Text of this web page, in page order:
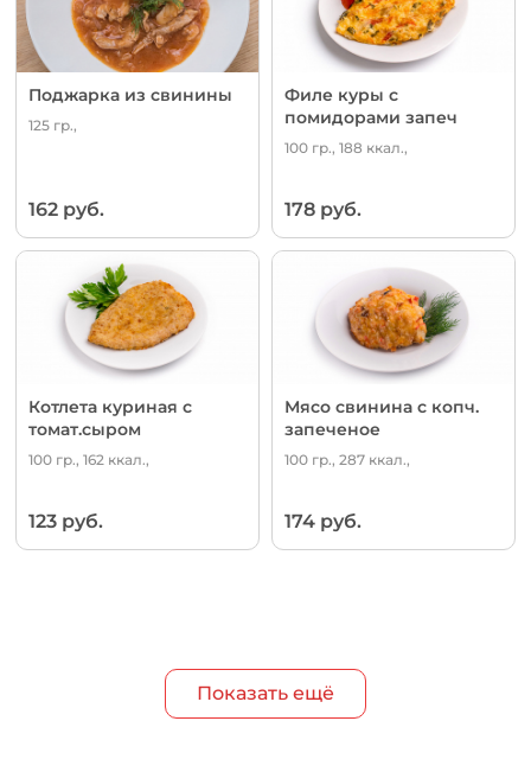
Поджарка из свинины
125 гр.,
162 руб.
Филе куры с
помидорами запеч
100 гр., 188 ккал.,
178 руб.
Котлета куриная с
томат.сыром
100 гр., 162 ккал.,
123 руб.
Мясо свинина с копч.
запеченое
100 гр., 287 ккал.,
174 руб.
Показать ещё